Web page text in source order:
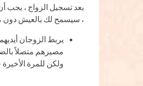
بعد تسجيل الزواج ، يجب
، سيسمح لك بالعيش دون
يربط الزوجان
ولكن للمرة